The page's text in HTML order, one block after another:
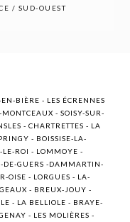
/ SUD-OUEST
BIÈRE - LES ÉCRENNES
- SOISY-SUR-
- CHARTRETTES - LA
- BOISSISE-LA-
LE-ROI - LOMMOYE -
DE-GUERS -DAMMARTIN-
OISE - LORGUES - LA-
- BREUX-JOUY -
- LA BELLIOLE - BRAYE-
- LES MOLIÈRES -